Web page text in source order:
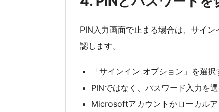
PIN入力画面で止まる場合は、サイ
認します。
「サインイン オプション」を選択
PINではなく、パスワード入力を
Microsoftアカウントかローカル